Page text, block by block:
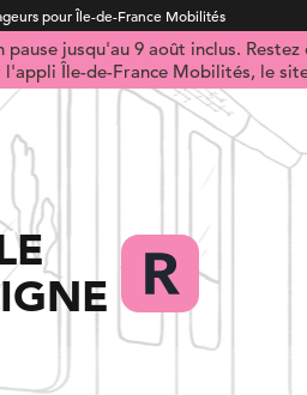
pour Île-de-France Mobilités
pause jusqu'au 9 août inclus.
l'appli Île-de-France Mobilités, le